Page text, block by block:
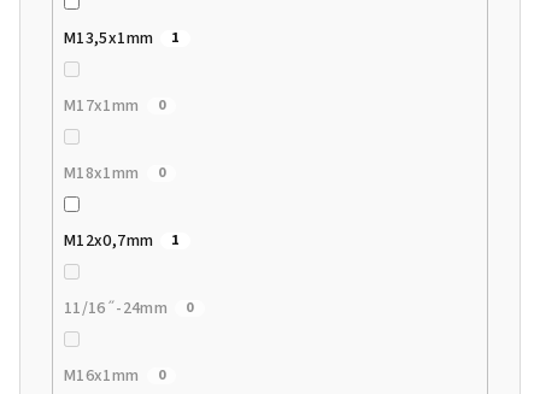
M13,5x1mm 1
M17x1mm 0
M18x1mm 0
M12x0,7mm 1
11/16˝-24mm 0
M16x1mm 0